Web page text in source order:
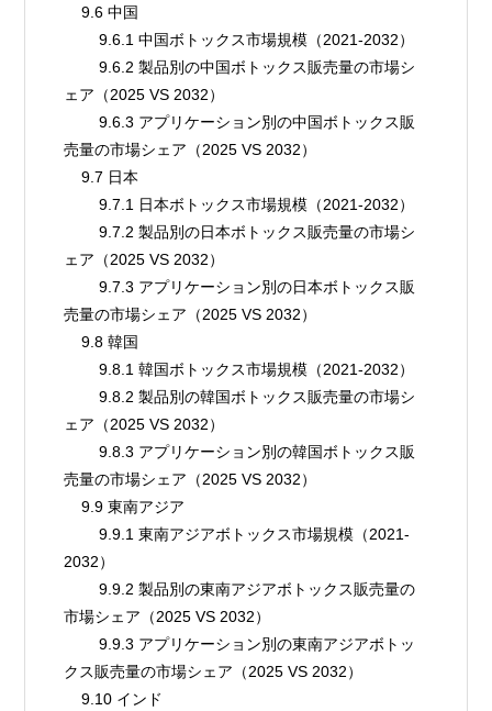
    9.6 中国
        9.6.1 中国ボトックス市場規模（2021-2032）
        9.6.2 製品別の中国ボトックス販売量の市場シ
ェア（2025 VS 2032）
        9.6.3 アプリケーション別の中国ボトックス販
売量の市場シェア（2025 VS 2032）
    9.7 日本
        9.7.1 日本ボトックス市場規模（2021-2032）
        9.7.2 製品別の日本ボトックス販売量の市場シ
ェア（2025 VS 2032）
        9.7.3 アプリケーション別の日本ボトックス販
売量の市場シェア（2025 VS 2032）
    9.8 韓国
        9.8.1 韓国ボトックス市場規模（2021-2032）
        9.8.2 製品別の韓国ボトックス販売量の市場シ
ェア（2025 VS 2032）
        9.8.3 アプリケーション別の韓国ボトックス販
売量の市場シェア（2025 VS 2032）
    9.9 東南アジア
        9.9.1 東南アジアボトックス市場規模（2021-
2032）
        9.9.2 製品別の東南アジアボトックス販売量の
市場シェア（2025 VS 2032）
        9.9.3 アプリケーション別の東南アジアボトッ
クス販売量の市場シェア（2025 VS 2032）
    9.10 インド